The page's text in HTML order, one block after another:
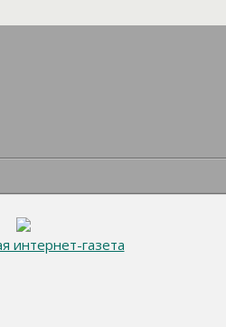
интернет-газета